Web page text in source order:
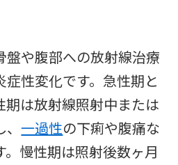
盤や腹部への放射線治療
性変化です。急性期と
期は放射線照射中または
、一過性の下痢や腹痛な
。慢性期は照射後数ヶ月